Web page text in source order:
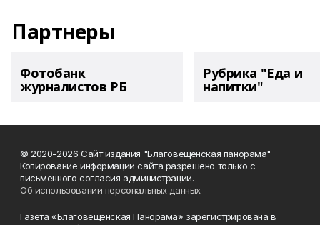
Партнеры
Фотобанк
журналистов РБ
Рубрика "Еда и
напитки"
© 2020-2026 Сайт издания "Благовещенская панорама"
Копирование информации сайта разрешено только с
письменного согласия администрации.
Об использовании персональных данных
Газета «Благовещенская Панорама» зарегистрирована в